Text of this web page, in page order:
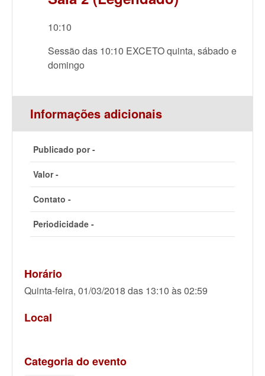
10:10
Sessão das 10:10 EXCETO quinta, sábado e
domingo
Informações adicionais
Publicado por -
Valor -
Contato -
Periodicidade -
Horário
Quinta-feira, 01/03/2018 das 13:10 às 02:59
Local
Categoria do evento